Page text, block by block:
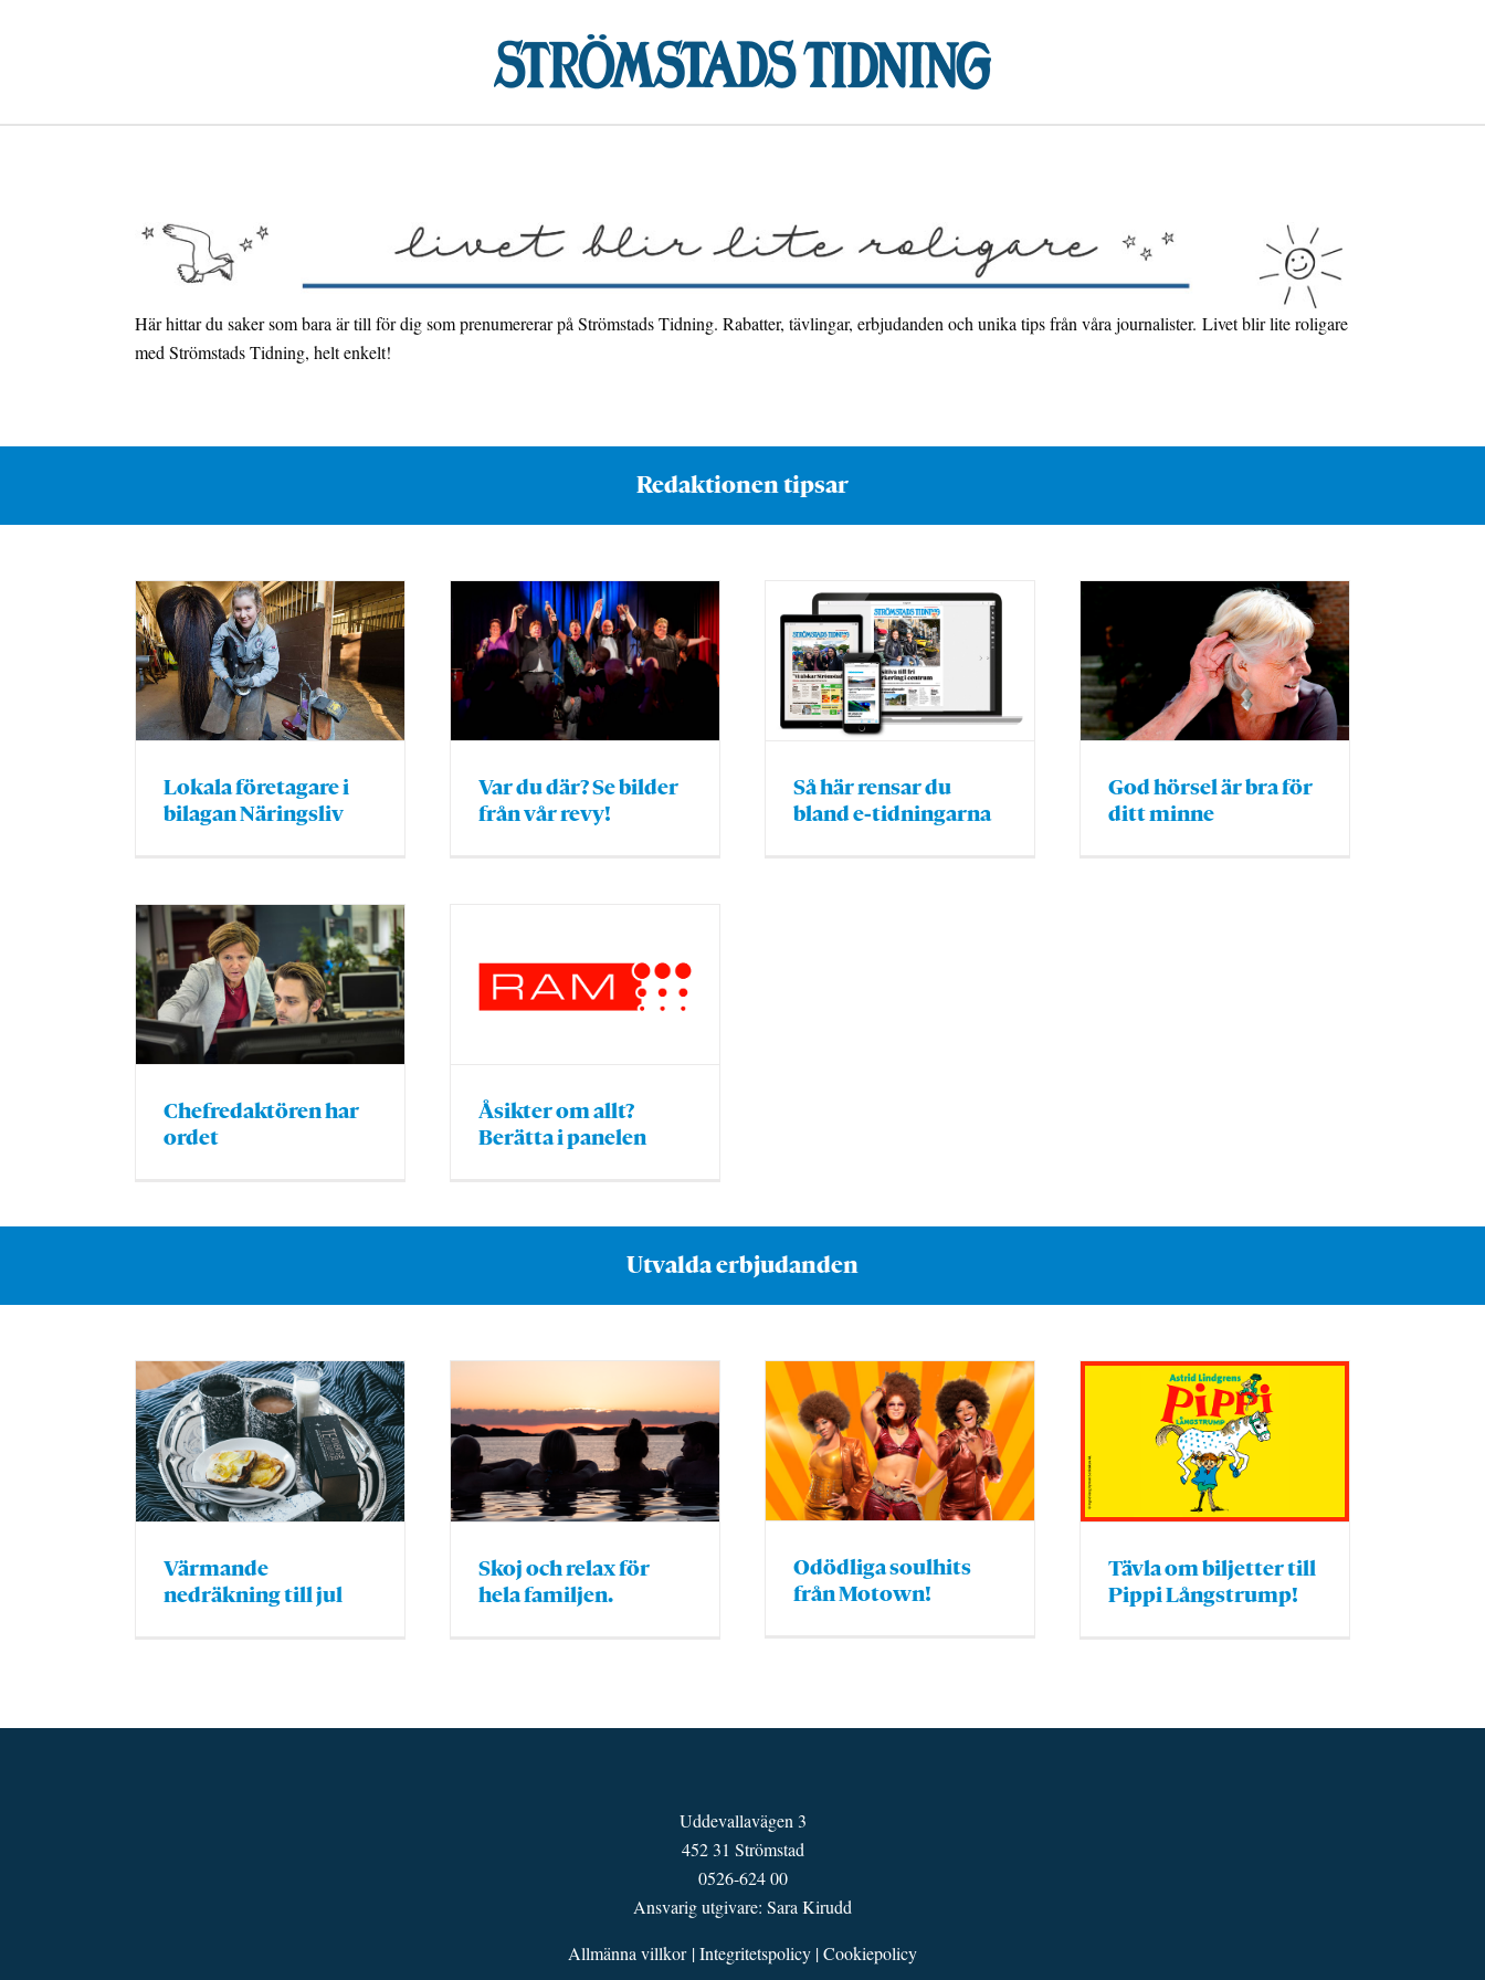
Här hittar du saker som bara är till för dig som prenumererar på Strömstads Tidning. Rabatter, tävlingar, erbjudanden och unika tips från våra journalister. Livet blir lite roligare
med Strömstads Tidning, helt enkelt!
Redaktionen tipsar
Lokala företagare i
bilagan Näringsliv
Var du där? Se bilder
från vår revy!
Så här rensar du
bland e-tidningarna
God hörsel är bra för
ditt minne
Chefredaktören har
ordet
Åsikter om allt?
Berätta i panelen
Utvalda erbjudanden
Värmande
nedräkning till jul
Skoj och relax för
hela familjen.
Odödliga soulhits
från Motown!
Tävla om biljetter till
Pippi Långstrump!
Uddevallavägen 3
452 31 Strömstad
0526-624 00
Ansvarig utgivare: Sara Kirudd
Allmänna villkor|Integritetspolicy |Cookiepolicy